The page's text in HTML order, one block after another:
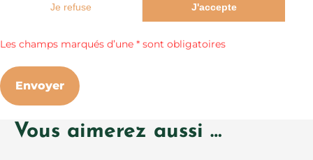
Je refuse J'accepte
Les champs marqués d’une * sont obligatoires
Envoyer
Vous aimerez aussi …